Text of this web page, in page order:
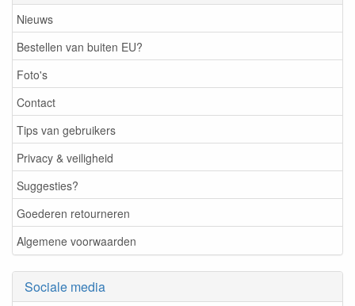
Nieuws
Bestellen van buiten EU?
Foto's
Contact
Tips van gebruikers
Privacy & veiligheid
Suggesties?
Goederen retourneren
Algemene voorwaarden
Sociale media